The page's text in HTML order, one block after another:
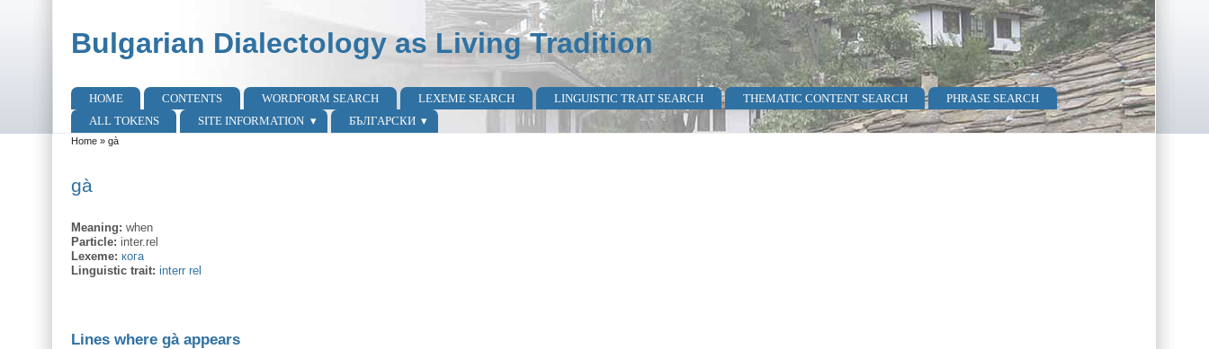
Bulgarian Dialectology as Living Tradition
Main menu
HOME CONTENTS WORDFORM SEARCH LEXEME SEARCH LINGUISTIC TRAIT SEARCH THEMATIC CONTENT SEARCH
PHRASE SEARCH
ALL TOKENS
SITE INFORMATION БЪЛГАРСКИ
You are here
Home» gà
gà
Meaning: when
Particle: inter.rel
Lexeme: кога
Linguistic trait: interr rel
Lines where gà appears